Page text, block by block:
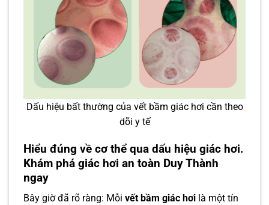
Dấu hiệu bất thường của vết bầm giác hơi cần theo
dõi y tế
Hiểu đúng về cơ thể qua dấu hiệu giác hơi.
Khám phá giác hơi an toàn Duy Thành
ngay
Bây giờ đã rõ ràng: Mỗi vết bầm giác hơi là một tín